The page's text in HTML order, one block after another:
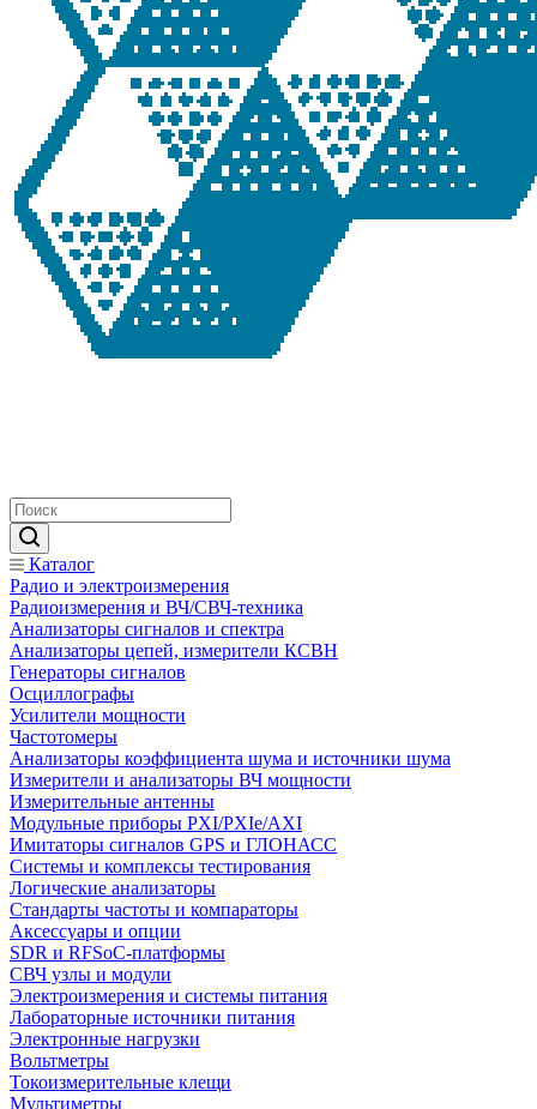
Каталог
Радио и электроизмерения
Радиоизмерения и ВЧ/СВЧ-техника
Анализаторы сигналов и спектра
Анализаторы цепей, измерители КСВН
Генераторы сигналов
Осциллографы
Усилители мощности
Частотомеры
Анализаторы коэффициента шума и источники шума
Измерители и анализаторы ВЧ мощности
Измерительные антенны
Модульные приборы PXI/PXIe/AXI
Имитаторы сигналов GPS и ГЛОНАСС
Системы и комплексы тестирования
Логические анализаторы
Стандарты частоты и компараторы
Аксессуары и опции
SDR и RFSoC‑платформы
СВЧ узлы и модули
Электроизмерения и системы питания
Лабораторные источники питания
Электронные нагрузки
Вольтметры
Токоизмерительные клещи
Мультиметры